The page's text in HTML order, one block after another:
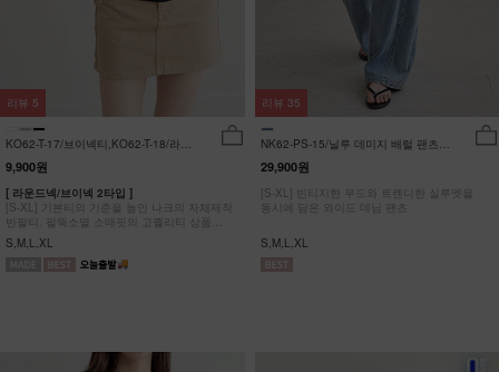
KO62-T-17/브이넥티,KO62-T-18/라운
드티_YN
9,900원
[ 라운드넥/브이넥 2타입 ]
[S-XL] 기본티의 기준을 높인 나크의 자체제작
반팔티. 팔뚝소멸 소매핏의 고퀄리티 상품
#NAK MADE.
S,M,L,XL
리뷰 5
NK62-PS-15/닐루 데미지 배럴 팬츠
_HR
29,900원
[S-XL] 빈티지한 무드와 트렌디한 실루엣을
동시에 담은 와이드 데님 팬츠
S,M,L,XL
리뷰 35